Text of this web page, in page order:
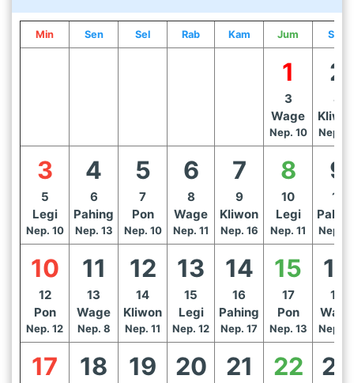
Min Sen Sel Rab Kam Jum Sab
1
3
Wage
Nep. 10
2
4
Nep.
3
5
Legi
Nep. 10
4
6
Pahing
Nep. 13
5
7
Pon
Nep. 10
6
8
Wage
Nep. 11
7
9
Kliwon
Nep. 16
8
10
Legi
Nep. 11
9
11
Nep.
10
12
Pon
Nep. 12
11
13
Wage
Nep. 8
12
14
Kliwon
Nep. 11
13
15
Legi
Nep. 12
14
16
Pahing
Nep. 17
15
17
Pon
Nep. 13
16
18
Wage
Nep.
17 18 19 20 21 22 23